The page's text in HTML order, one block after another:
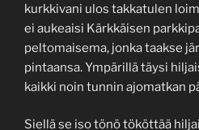
kurkkivani ulos takkatulen
ei aukeaisi Kärkkäisen
peltomaisema, jonka taakse
pintaansa. Ympärillä täysi
kaikki noin tunnin ajomatkan
Siellä se iso tönö tököttää